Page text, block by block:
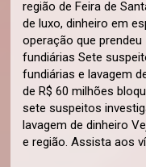
região de Feira de
de luxo, dinheiro em
operação que
fundiárias Sete
fundiárias e lavagem
de R$ 60 milhões
sete suspeitos
lavagem de dinheiro
e região. Assista aos